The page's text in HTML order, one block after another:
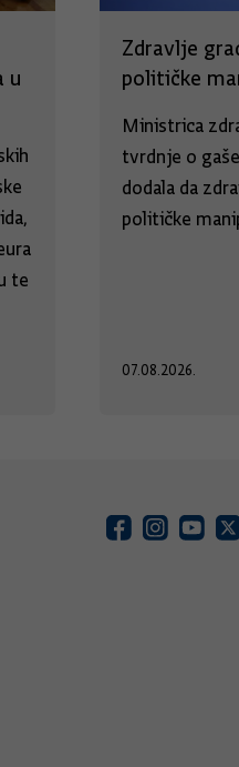
u
te
Zdravlje
političke
Ministrica
tvrdnje o
dodala da
političke
07.08.2026.